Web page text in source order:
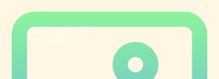
crystalpublish.com
ноя 10, 2025